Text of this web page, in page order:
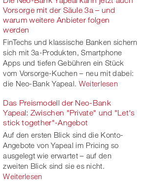
Vorsorge mit der Säule 3a – und
warum weitere Anbieter folgen
werden
FinTechs und klassische Banken sichern
sich mit 3a-Produkten, Smartphone
Apps und tiefen Gebühren ein Stück
vom Vorsorge-Kuchen – neu mit dabei:
die Neo-Bank Yapeal. Weiterlesen
Das Preismodell der Neo-Bank
Yapeal: Zwischen "Private" und "Let's
stick together"-Angebot
Auf den ersten Blick sind die Konto-
Angebote von Yapeal im Pricing so
ausgelegt wie erwartet – auf den
zweiten Blick sind sie es nicht.
Weiterlesen